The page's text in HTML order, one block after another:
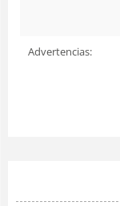
Advertencias: